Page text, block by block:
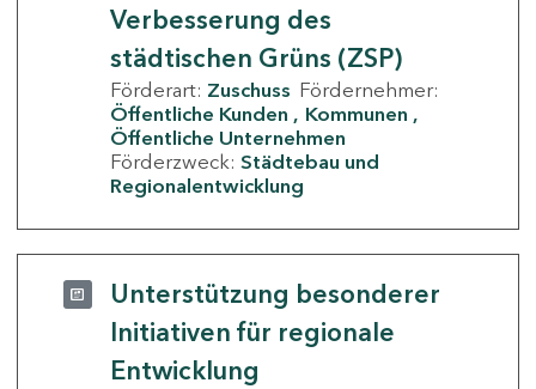
Verbesserung des
städtischen Grüns (ZSP)
Förderart: Zuschuss Fördernehmer:
Öffentliche Kunden
Kommunen
Öffentliche Unternehmen
Förderzweck: Städtebau und
Regionalentwicklung
Unterstützung besonderer
Initiativen für regionale
Entwicklung